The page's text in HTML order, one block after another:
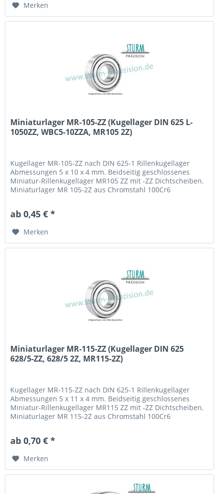
Merken
Miniaturlager MR-105-ZZ (Kugellager DIN 625 L-
1050ZZ, WBC5-10ZZA, MR105 2Z)
Kugellager MR-105-ZZ nach DIN 625-1 Rillenkugellager
Abmessungen 5 x 10 x 4 mm. Beidseitig geschlossenes
Miniatur-Rillenkugellager MR105 ZZ mit -ZZ Dichtscheiben.
Miniaturlager MR 105-2Z aus Chromstahl 100Cr6
WBC5-10ZZA, MR105 2Z
ab 0,45 € *
Merken
Miniaturlager MR-115-ZZ (Kugellager DIN 625
628/5-ZZ, 628/5 2Z, MR115-2Z)
Kugellager MR-115-ZZ nach DIN 625-1 Rillenkugellager
Abmessungen 5 x 11 x 4 mm. Beidseitig geschlossenes
Miniatur-Rillenkugellager MR115 ZZ mit -ZZ Dichtscheiben.
Miniaturlager MR 115-2Z aus Chromstahl 100Cr6
628/5 2Z, MR115-2Z
ab 0,70 € *
Merken